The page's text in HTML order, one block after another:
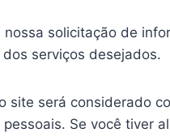
nossa solicitação de
serviços desejados.
site será considerado
Se você tiver